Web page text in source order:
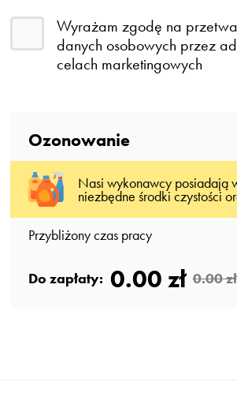
Wyrażam zgodę na
danych osobowych przez
celach marketingowych
Ozonowanie
Nasi wykonawcy posiadają
niezbędne środki czystości
Przybliżony czas pracy
Do zapłaty: 0.00 zł 0.00 zł